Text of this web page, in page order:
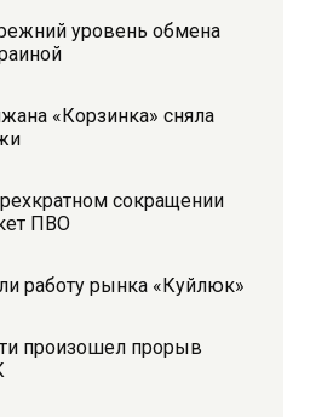
уровень обмена
«Корзинка» сняла
сокращении
ПВО
работу рынка «Куйлюк»
произошел прорыв